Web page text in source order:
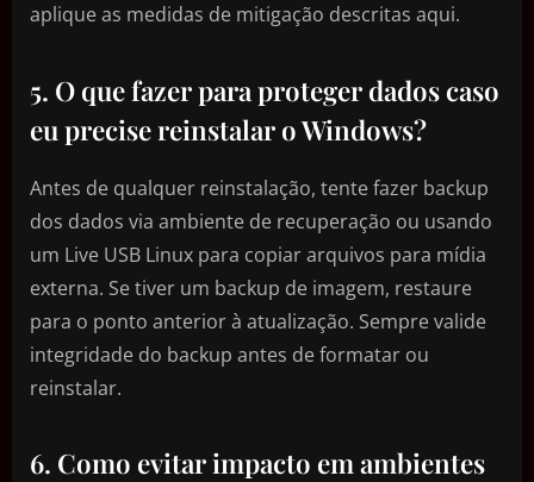
aplique as medidas de mitigação descritas aqui.
5. O que fazer para proteger dados caso
eu precise reinstalar o Windows?
Antes de qualquer reinstalação, tente fazer backup
dos dados via ambiente de recuperação ou usando
um Live USB Linux para copiar arquivos para mídia
externa. Se tiver um backup de imagem, restaure
para o ponto anterior à atualização. Sempre valide
integridade do backup antes de formatar ou
reinstalar.
6. Como evitar impacto em ambientes